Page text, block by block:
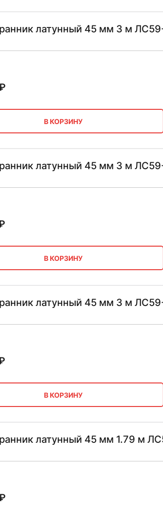
латунный 45 мм 3 м
В КОРЗИНУ
латунный 45 мм 3 м
В КОРЗИНУ
латунный 45 мм 3 м
В КОРЗИНУ
латунный 45 мм 1.79 м